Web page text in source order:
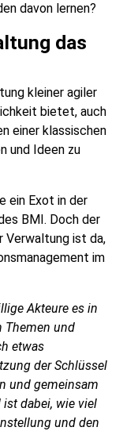
davon lernen?
das
kleiner agiler
bietet, auch
einer klassischen
und Ideen zu
ein Exot in der
BMI. Doch der
Verwaltung ist da,
im
Akteure es in
Themen und
etwas
der Schlüssel
und gemeinsam
dabei, wie viel
und den